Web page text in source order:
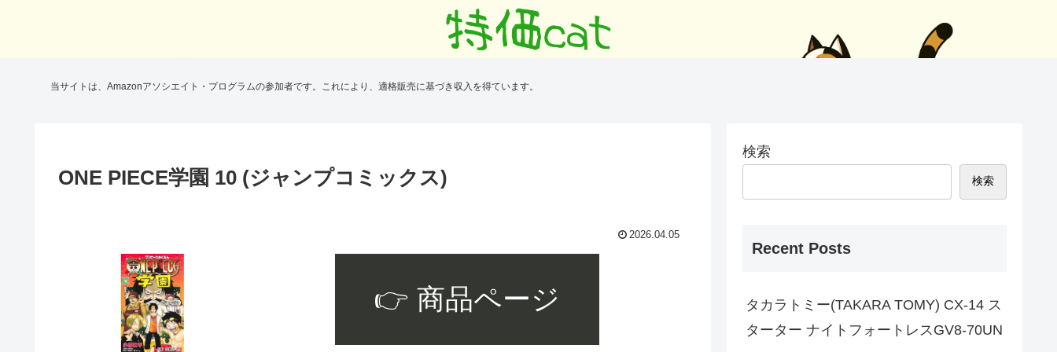
当サイトは、Amazonアソシエイト・プログラムの参加者です。これにより、適格販売に基づき収入を得ています。
ONE PIECE学園 10 (ジャンプコミックス)
2026.04.05
👉 商品ページ
検索
検索
Recent Posts
タカラトミー(TAKARA TOMY) CX-14 ス
ターター ナイトフォートレスGV8-70UN